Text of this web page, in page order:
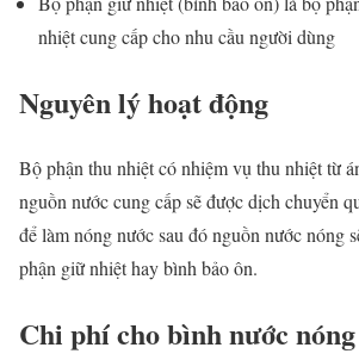
nhiệt cung cấp cho nhu cầu người dùng
Nguyên lý hoạt động
Bộ phận thu nhiệt có nhiệm vụ thu nhiệt từ
nguồn nước cung cấp sẽ được dịch chuyển
để làm nóng nước sau đó nguồn nước nóng
phận giữ nhiệt hay bình bảo ôn.
Chi phí cho bình nước